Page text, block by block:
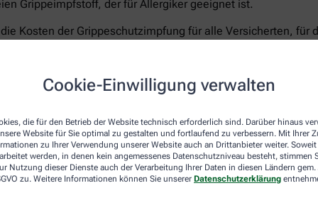
Cookie-Einwilligung verwalten
die für den Betrieb der Website technisch erforderlich sind. Darüber hinaus
Website für Sie optimal zu gestalten und fortlaufend zu verbessern. Mit Ihrer
zu Ihrer Verwendung unserer Website auch an Drittanbieter weiter. Soweit
werden, in denen kein angemessenes Datenschutzniveau besteht, stimmen
Nutzung dieser Dienste auch der Verarbeitung Ihrer Daten in diesen Ländern
zu. Weitere Informationen können Sie unserer Datenschutzerklärung
Grippeimpfstoff, der für Allergiker geeignet ist.
Kosten der Grippeschutzimpfung für alle Versicherten, für
treten, die Apotheken rechnen meist direkt mit der
Jahren, für die keine STIKO-Empfehlung vorliegt. Fragen
Koch-Institut empfiehlt die Impfung gegen Grippeviren